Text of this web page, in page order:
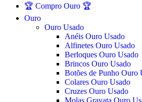
🏆 Compro Ouro 🏆
Ouro
Ouro Usado
Anéis Ouro Usado
Alfinetes Ouro Usado
Berloques Ouro Usado
Brincos Ouro Usado
Botões de Punho Ouro
Colares Ouro Usado
Cruzes Ouro Usado
Molas Gravata Ouro